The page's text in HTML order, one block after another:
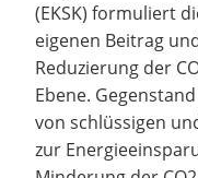
(EKSK) formuliert
eigenen Beitrag
Reduzierung der
Ebene.
von schlüssigen
zur